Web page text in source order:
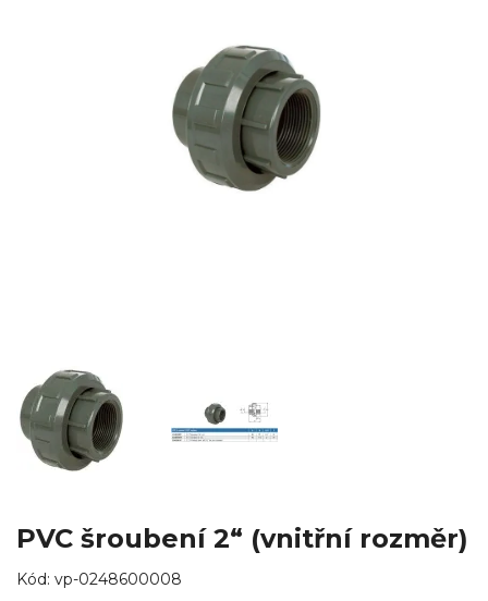
PVC šroubení 2“ (vnitřní rozměr)
Kód: vp-0248600008